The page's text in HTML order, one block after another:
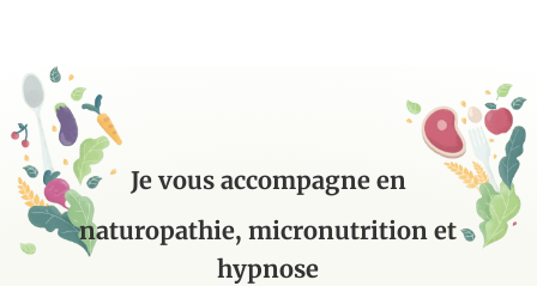
Je vous accompagne en
naturopathie, micronutrition et
hypnose